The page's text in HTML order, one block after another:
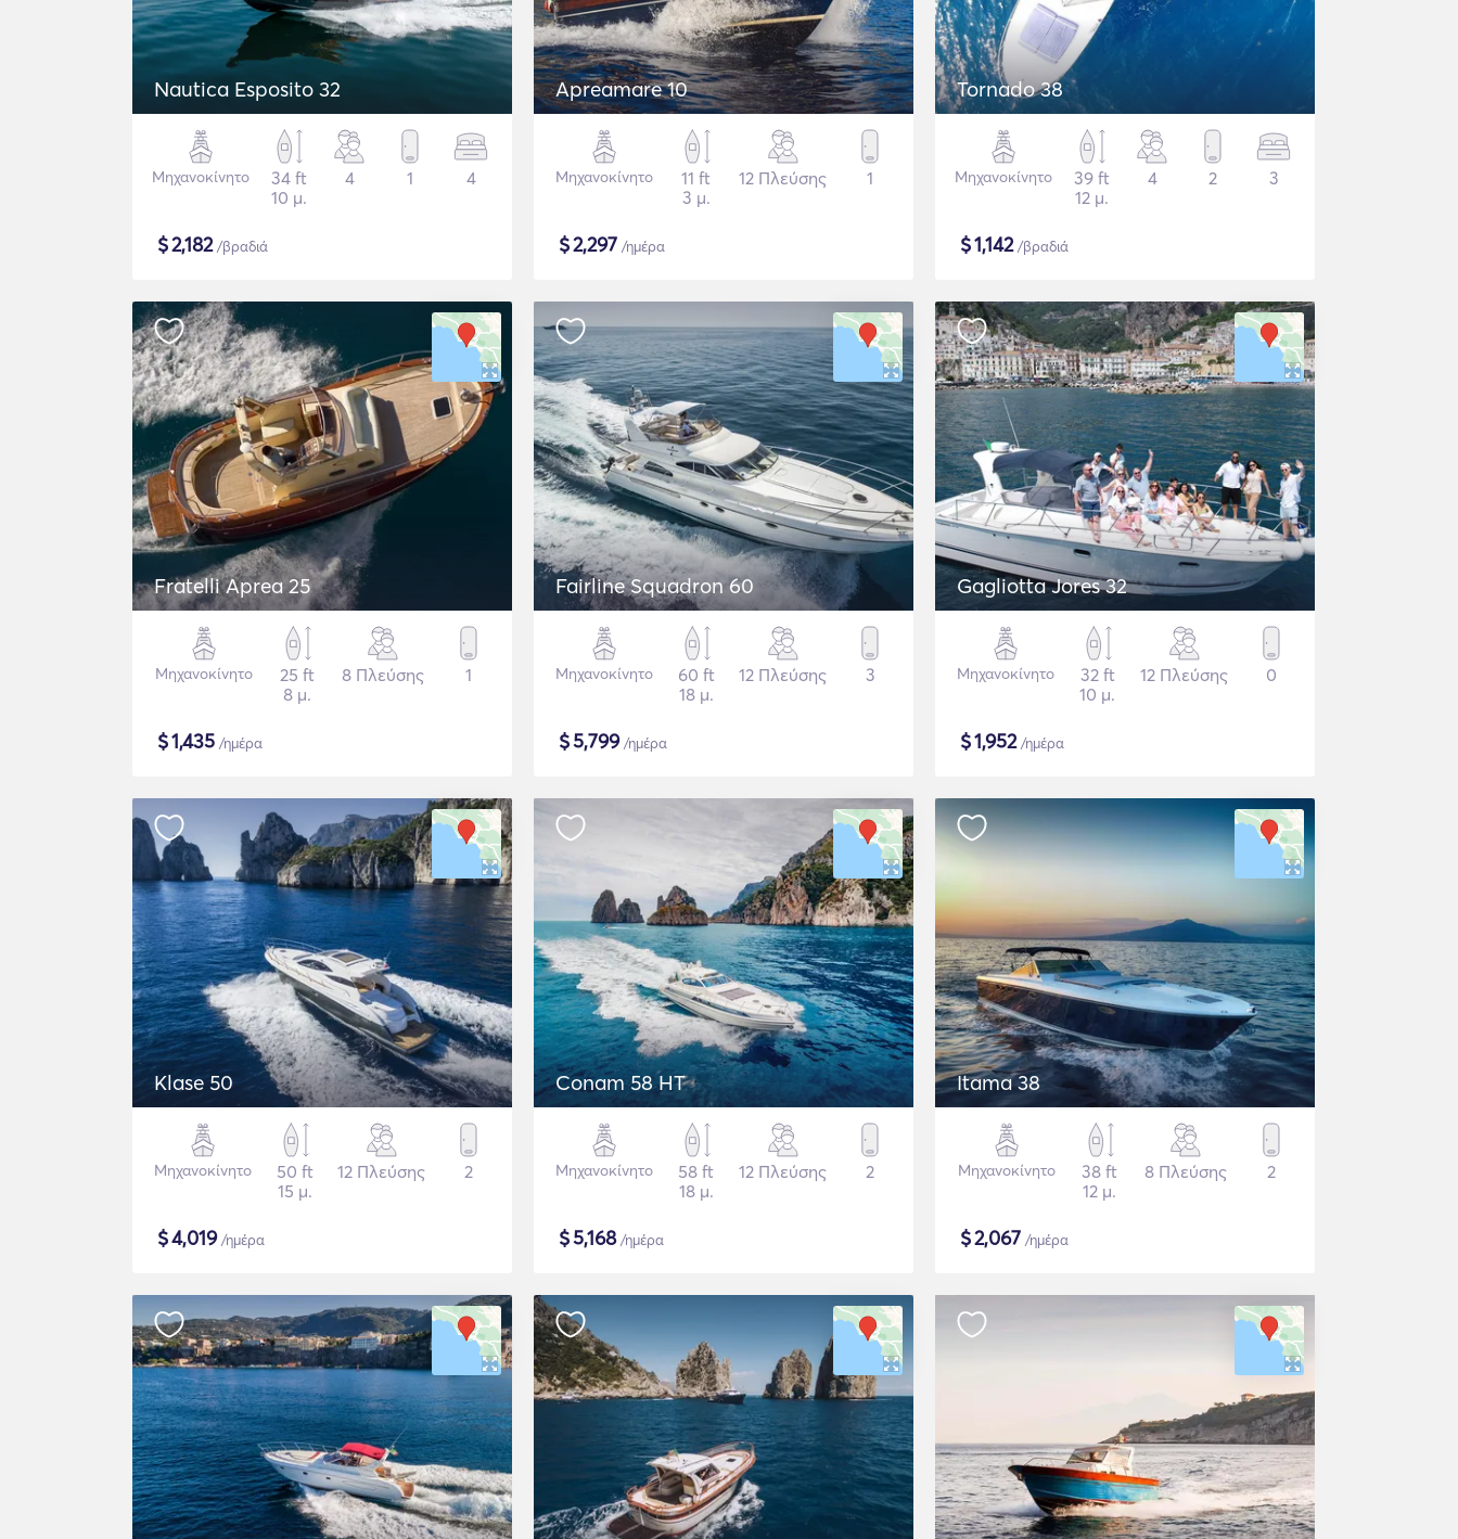
Nautica Esposito 32
Μηχανοκίνητο
34 ft
10 μ.
4 1 4
$2,182/βραδιά
Apreamare 10
Μηχανοκίνητο
11 ft
3 μ.
12 Πλεύσης 1
$2,297 /ημέρα
Tornado 38
Μηχανοκίνητο
39 ft
12 μ.
4 2 3
$1,142/βραδιά
Fratelli Aprea 25
Μηχανοκίνητο
25 ft
8 μ.
8 Πλεύσης 1
$1,435 /ημέρα
Fairline Squadron 60
Μηχανοκίνητο
60 ft
18 μ.
12 Πλεύσης 3
$5,799/ημέρα
Gagliotta Jores 32
Μηχανοκίνητο
32 ft
10 μ.
12 Πλεύσης 0
$1,952/ημέρα
Klase 50
Μηχανοκίνητο
50 ft
15 μ.
12 Πλεύσης 2
$4,019/ημέρα
Conam 58 HT
Μηχανοκίνητο
58 ft
18 μ.
12 Πλεύσης 2
$5,168/ημέρα
Itama 38
Μηχανοκίνητο
38 ft
12 μ.
8 Πλεύσης 2
$2,067 /ημέρα